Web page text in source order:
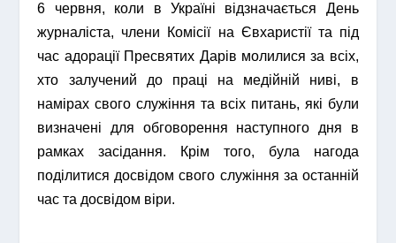
6 червня, коли в Україні відзначається День
журналіста, члени Комісії на Євхаристії та під
час адорації Пресвятих Дарів молилися за всіх,
хто залучений до праці на медійній ниві, в
намірах свого служіння та всіх питань, які були
визначені для обговорення наступного дня в
рамках засідання. Крім того, була нагода
поділитися досвідом свого служіння за останній
час та досвідом віри.